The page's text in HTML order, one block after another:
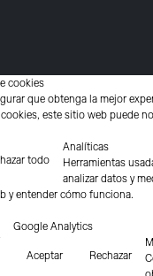
cookies
que obtenga la mejor
este sitio web puede
todo
Analíticas
Herramientas
analizar datos y
y entender cómo funciona.
Google Analytics
Aceptar Rechazar